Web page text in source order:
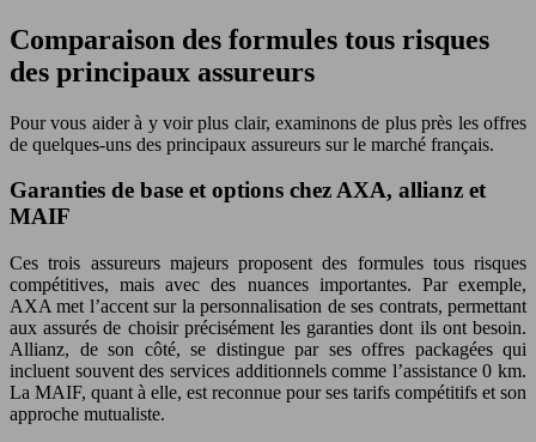
Comparaison des formules tous risques
des principaux assureurs
Pour vous aider à y voir plus clair, examinons de plus près les offres
de quelques-uns des principaux assureurs sur le marché français.
Garanties de base et options chez AXA, allianz et
MAIF
Ces trois assureurs majeurs proposent des formules tous risques
compétitives, mais avec des nuances importantes. Par exemple,
AXA met l’accent sur la personnalisation de ses contrats, permettant
aux assurés de choisir précisément les garanties dont ils ont besoin.
Allianz, de son côté, se distingue par ses offres packagées qui
incluent souvent des services additionnels comme l’assistance 0 km.
La MAIF, quant à elle, est reconnue pour ses tarifs compétitifs et son
approche mutualiste.